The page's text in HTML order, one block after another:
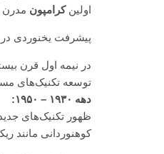
اولینکرامپون مدرن در سال ۱۹۰۸ توسط “اسکار
پیشرفت یخنوردی
توسعه تکنیک‌های
دهه ۱۹۳۰ – ۱۹۵۰:
ظهور تکنیک‌های جدید
کوهنوردانی مانند